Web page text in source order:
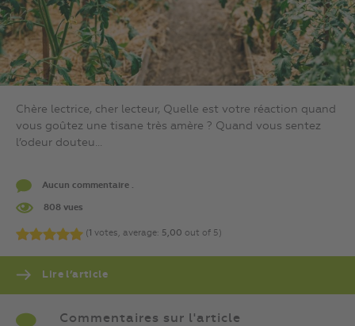
Chère lectrice, cher lecteur, Quelle est votre réaction quand
vous goûtez une tisane très amère ? Quand vous sentez
l’odeur douteu...
Aucun commentaire .
808 vues
(1 votes, average: 5,00 out of 5)
Lire l’article
Commentaires sur l'article